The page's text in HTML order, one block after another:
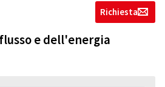
Richiestag
e dell'energia